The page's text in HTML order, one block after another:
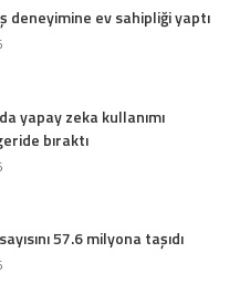
deneyimine ev sahipliği yaptı
yapay zeka kullanımı
bıraktı
57.6 milyona taşıdı